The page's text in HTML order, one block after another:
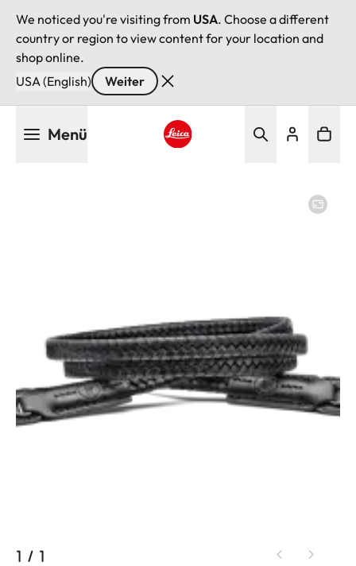
We noticed you're visiting from USA. Choose a different
country or region to view content for your location and
shop online.
USA (English)
Weiter
Menü
1 / 1